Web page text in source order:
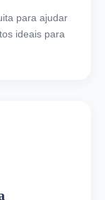
para ajudar
ideais para